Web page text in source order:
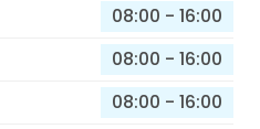
08:00 - 16:00
08:00 - 16:00
08:00 - 16:00